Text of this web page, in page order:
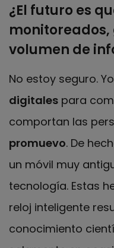
¿El futuro es
volumen de
No estoy seguro.
digitales para
comportan las
promuevo. De
un móvil muy
tecnología. Estas
reloj inteligente
conocimiento